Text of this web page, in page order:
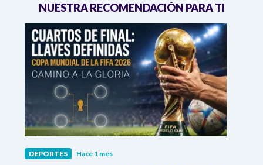
NUESTRA RECOMENDACIÓN PARA TI
DEPORTES Hace 1 mes